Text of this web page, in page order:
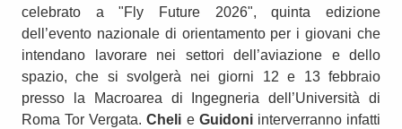
celebrato a "Fly Future 2026", quinta edizione
dell’evento nazionale di orientamento per i giovani che
intendano lavorare nei settori dell’aviazione e dello
spazio, che si svolgerà nei giorni 12 e 13 febbraio
presso la Macroarea di Ingegneria dell’Università di
Roma Tor Vergata.Cheli eGuidoniinterverranno infatti